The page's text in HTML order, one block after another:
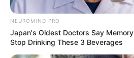
Κάθε πότε κληρώνει το
Μερομήνια 2026 – 2027: Τι
NEUROMIND PRO
Japan's Oldest Doctors Say
Stop Drinking These 3 Beverages